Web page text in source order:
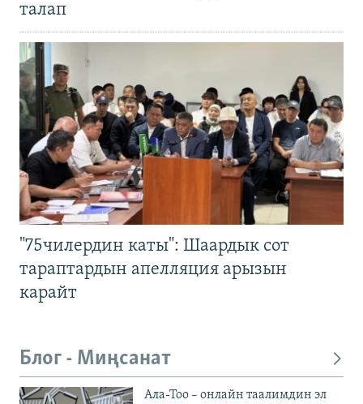
талап
"75чилердин каты": Шаардык сот
тараптардын апелляция арызын
карайт
Блог - Миңсанат
Ала-Тоо – онлайн таалимдин эл